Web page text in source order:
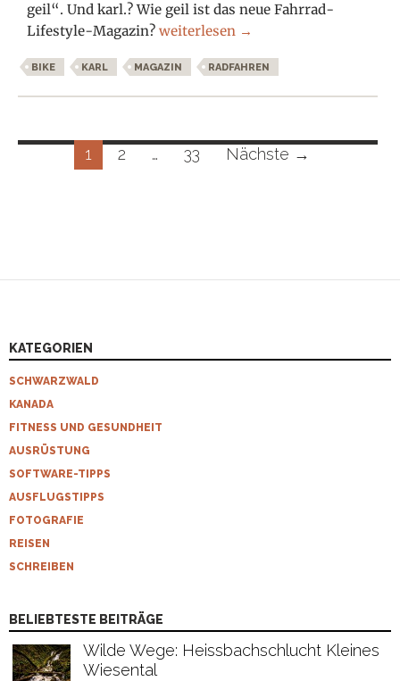
geil“. Und karl.? Wie geil ist das neue Fahrrad-
Lifestyle-Magazin?karl. Das Walden des Radsports
weiterlesen →
BIKE KARL MAGAZIN RADFAHREN
Beitragsnavigation
1 2 … 33 Nächste →
KATEGORIEN
SCHWARZWALD
KANADA
FITNESS UND GESUNDHEIT
AUSRÜSTUNG
SOFTWARE-TIPPS
AUSFLUGSTIPPS
FOTOGRAFIE
REISEN
SCHREIBEN
BELIEBTESTE BEITRÄGE
Wilde Wege: Heissbachschlucht Kleines
Wiesental